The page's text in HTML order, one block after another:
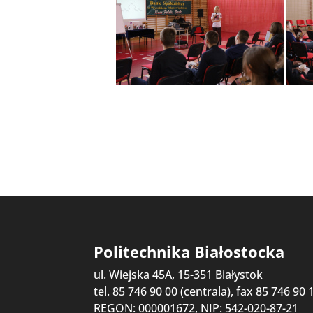
Politechnika Białostocka
ul. Wiejska 45A, 15-351 Białystok
tel. 85 746 90 00 (centrala), fax 85 746 90
REGON: 000001672, NIP: 542-020-87-21